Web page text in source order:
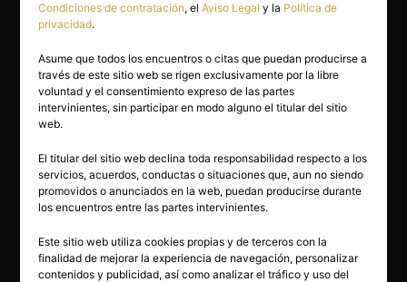
35 años
EVA
Borriana(Castellón)
(4)
Condiciones de contratación, elAviso Legal y la Política de
privacidad.
Asume que todos los encuentros o citas que puedan producirse a
través de este sitio web se rigen exclusivamente por la libre
voluntad y el consentimiento expreso de las partes
intervinientes, sin participar en modo alguno el titular del sitio
web.
El titular del sitio web declina toda responsabilidad respecto a los
servicios, acuerdos, conductas o situaciones que, aun no siendo
promovidos o anunciados en la web, puedan producirse durante
los encuentros entre las partes intervinientes.
Este sitio web utiliza cookies propias y de terceros con la
finalidad de mejorar la experiencia de navegación, personalizar
contenidos y publicidad, así como analizar el tráfico y uso del